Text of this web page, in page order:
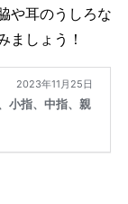
や耳のうしろな
ましょう！